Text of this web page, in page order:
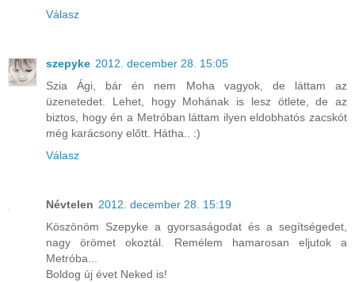
Válasz
szepyke 2012. december 28. 15:05
Szia Ági, bár én nem Moha vagyok, de láttam az
üzenetedet. Lehet, hogy Mohának is lesz ötlete, de az
biztos, hogy én a Metróban láttam ilyen eldobhatós zacskót
még karácsony előtt. Hátha.. :)
Válasz
Névtelen 2012. december 28. 15:19
Köszönöm Szepyke a gyorsaságodat és a segítségedet,
nagy örömet okoztál. Remélem hamarosan eljutok a
Metróba...
Boldog új évet Neked is!